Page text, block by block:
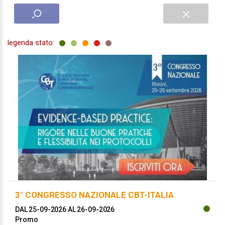
quindi a erogare crediti ECM per eventi formativi
residenziali (RES), formazione sul campo (FSC),
formazione a distanza (FAD) e formazione blended,
per tutte le professioni sanitarie e su tutto il territorio
Entra nelcatalogoper visualizzare le nostre proposte
formative.
legenda stato:
3° CONGRESSO NAZIONALE CBT-ITALIA
DAL 25-09-2026AL 26-09-2026
Promo